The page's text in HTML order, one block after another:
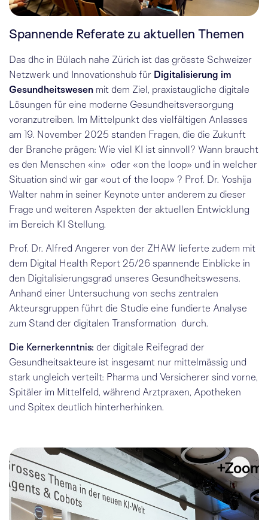
Spannende Referate zu aktuellen Themen
Das dhc in Bülach nahe Zürich ist das grösste Schweizer
Netzwerk und Innovationshub für Digitalisierung im
Gesundheitswesen mit dem Ziel, praxistaugliche digitale
Lösungen für eine moderne Gesundheitsversorgung
voranzutreiben. Im Mittelpunkt des vielfältigen Anlasses
am 19. November 2025 standen Fragen, die die Zukunft
der Branche prägen: Wie viel KI ist sinnvoll? Wann braucht
es den Menschen «in» oder «on the loop» und in welcher
Situation sind wir gar «out of the loop» ? Prof. Dr. Yoshija
Walter nahm in seiner Keynote unter anderem zu dieser
Frage und weiteren Aspekten der aktuellen Entwicklung
im Bereich KI Stellung.
Prof. Dr. Alfred Angerer von der ZHAW lieferte zudem mit
dem Digital Health Report 25/26 spannende Einblicke in
den Digitalisierungsgrad unseres Gesundheitswesens.
Anhand einer Untersuchung von sechs zentralen
Akteursgruppen führt die Studie eine fundierte Analyse
zum Stand der digitalen Transformation durch.
Die Kernerkenntnis: der digitale Reifegrad der
Gesundheitsakteure ist insgesamt nur mittelmässig und
stark ungleich verteilt: Pharma und Versicherer sind vorne,
Spitäler im Mittelfeld, während Arztpraxen, Apotheken
und Spitex deutlich hinterherhinken.